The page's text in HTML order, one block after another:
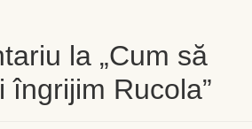
la „Cum să
îngrijim Rucola”